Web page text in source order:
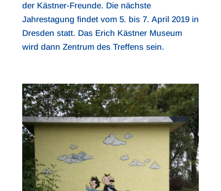
der Kästner-Freunde. Die nächste
Jahrestagung findet vom 5. bis 7. April 2019 in
Dresden statt. Das Erich Kästner Museum
wird dann Zentrum des Treffens sein.